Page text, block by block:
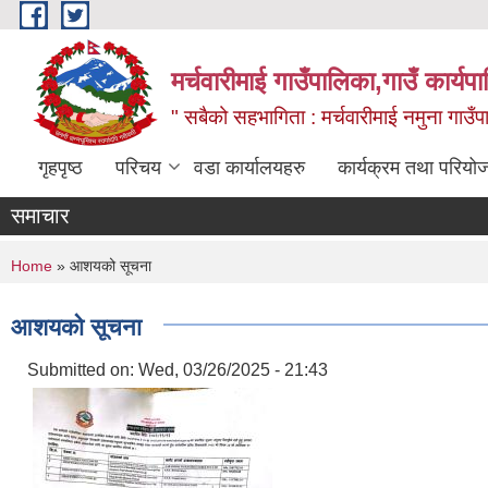
Skip to main content
मर्चवारीमाई गाउँपालिका,गाउँ
" सबैको सहभागिता : मर्चवारीमाई नमुना
गृहपृष्ठ परिचय वडा कार्यालयहरु कार्यक्रम तथा
समाचार
You are here
Home » आशयको सूचना
आशयको सूचना
Submitted on: Wed, 03/26/2025 - 21:43